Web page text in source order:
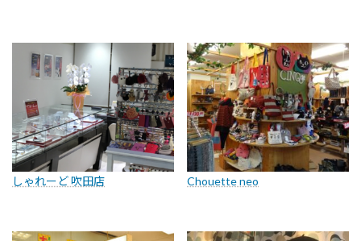
しゃれーど 吹田店 Chouette neo